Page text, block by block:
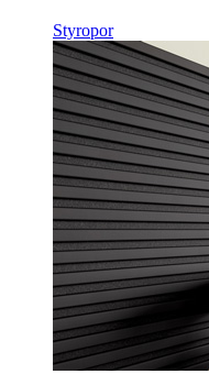
Styropor